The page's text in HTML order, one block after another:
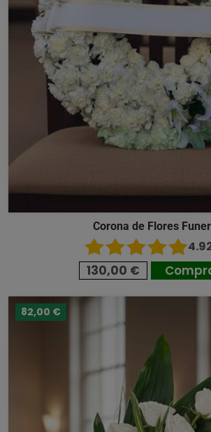
Corona de Flores
130,00 €
82,00 €